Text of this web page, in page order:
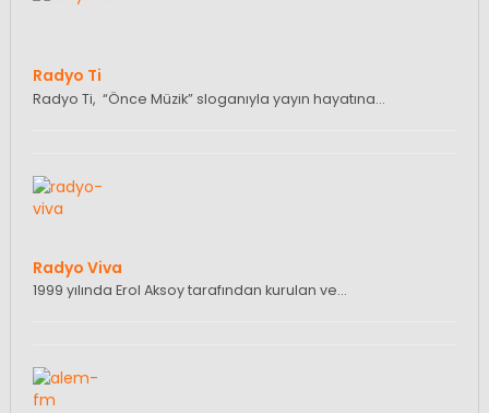
Radyo Ti
Radyo Ti, “Önce Müzik” sloganıyla yayın hayatına…
Radyo Viva
1999 yılında Erol Aksoy tarafından kurulan ve…